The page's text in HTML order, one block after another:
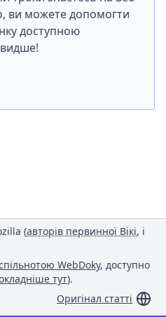
ви можете допомогти
доступною
(авторів первинної Вікі, і
WebDoky, доступно
тут).
Оригінал статті